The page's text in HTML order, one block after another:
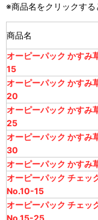
※商品名をクリックする
商品名
オーピーパック かすみ
15
オーピーパック かすみ
20
オーピーパック かすみ
25
オーピーパック かすみ
30
オーピーパック かすみ
オーピーパック チェッ
No.10-15
オーピーパック チェッ
No.15-25